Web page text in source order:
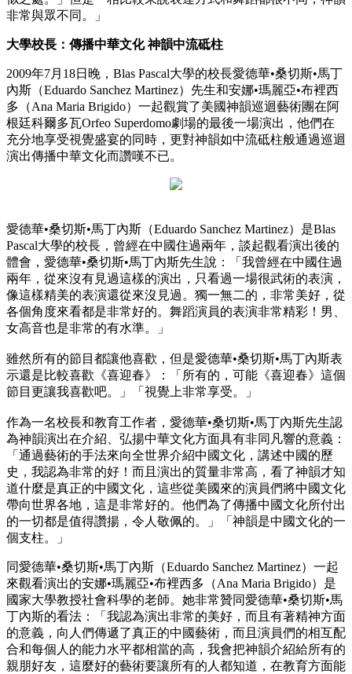
非常與眾不同。」
大學校長：傳播中華文化 神韻中流砥柱
2009年7月18日晚，Blas Pascal大學的校長愛德華•桑切斯•馬丁
內斯（Eduardo Sanchez Martinez）先生和安娜•瑪麗亞•布裡西
多（Ana Maria Brigido）一起觀賞了美國神韻巡迴藝術團在阿
根廷科爾多瓦Orfeo Superdomo劇場的最後一場演出，他們在
充分地享受視覺盛宴的同時，更對神韻如中流砥柱般通過巡迴
演出傳播中華文化而讚嘆不已。
愛德華•桑切斯•馬丁內斯（Eduardo Sanchez Martinez）是Blas
Pascal大學的校長，曾經在中國住過兩年，談起觀看演出後的
體會，愛德華•桑切斯•馬丁內斯先生說：「我曾經在中國住過
兩年，從來沒有見過這樣的演出，只看過一場很武術的表演，
像這樣精美的表演還從來沒見過。獨一無二的，非常美好，從
各個角度來看都是非常好的。舞蹈演員的表演非常精彩！男、
女高音也是非常的有水準。」
雖然所有的節目都讓他喜歡，但是愛德華•桑切斯•馬丁內斯表
示還是比較喜歡《喜迎春》：「所有的，可能《喜迎春》這個
節目更讓我喜歡吧。」「視覺上非常享受。」
作為一名校長和教育工作者，愛德華•桑切斯•馬丁內斯先生認
為神韻演出在介紹、弘揚中華文化方面具有非同凡響的意義：
「通過藝術的手法來向全世界介紹中國文化，講述中國的歷
史，我認為非常的好！而且演出的質量非常高，看了神韻才知
道什麼是真正的中國文化，這些從美國來的演員們將中國文化
帶向世界各地，這是非常好的。他們為了傳播中國文化所付出
的一切都是值得讚揚，令人敬佩的。」「神韻是中國文化的一
個支柱。」
同愛德華•桑切斯•馬丁內斯（Eduardo Sanchez Martinez）一起
來觀看演出的安娜•瑪麗亞•布裡西多（Ana Maria Brigido）是
國家大學教授社會科學的老師。她非常贊同愛德華•桑切斯•馬
丁內斯的看法：「我認為演出非常的美好，而且有著精神方面
的意義，向人們傳遞了真正的中國藝術，而且演員們的相互配
合和每個人的能力水平都相當的高，我會把神韻介紹給所有的
親朋好友，這麼好的藝術要讓所有的人都知道，在教育方面能